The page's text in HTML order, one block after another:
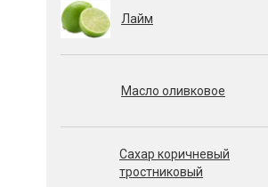
Лайм
Масло оливковое
Сахар коричневый
тростниковый